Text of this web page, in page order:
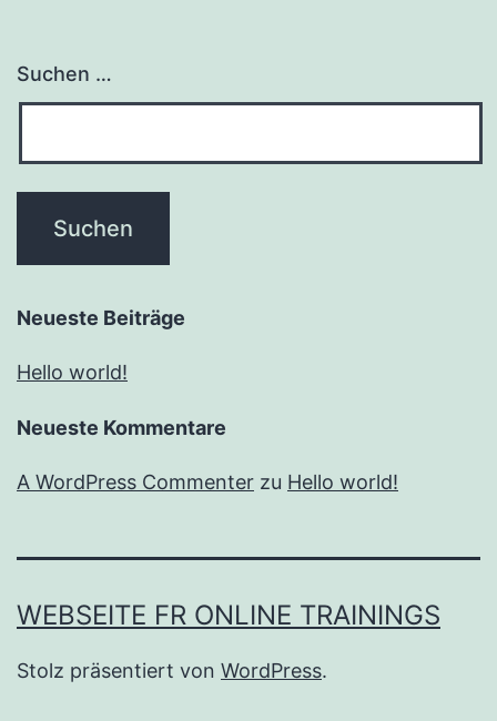
Suchen …
Neueste Beiträge
Hello world!
Neueste Kommentare
A WordPress Commenter zu Hello world!
WEBSEITE FR ONLINE TRAININGS
Stolz präsentiert von WordPress.